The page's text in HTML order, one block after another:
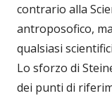
contrario alla
antroposofico,
qualsiasi
Lo sforzo di
dei punti di